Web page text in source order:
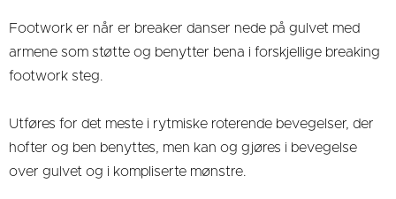
Footwork er når er breaker danser nede på gulvet med
armene som støtte og benytter bena i forskjellige breaking
footwork steg.
Utføres for det meste i rytmiske roterende bevegelser, der
hofter og ben benyttes, men kan og gjøres i bevegelse
over gulvet og i kompliserte mønstre.